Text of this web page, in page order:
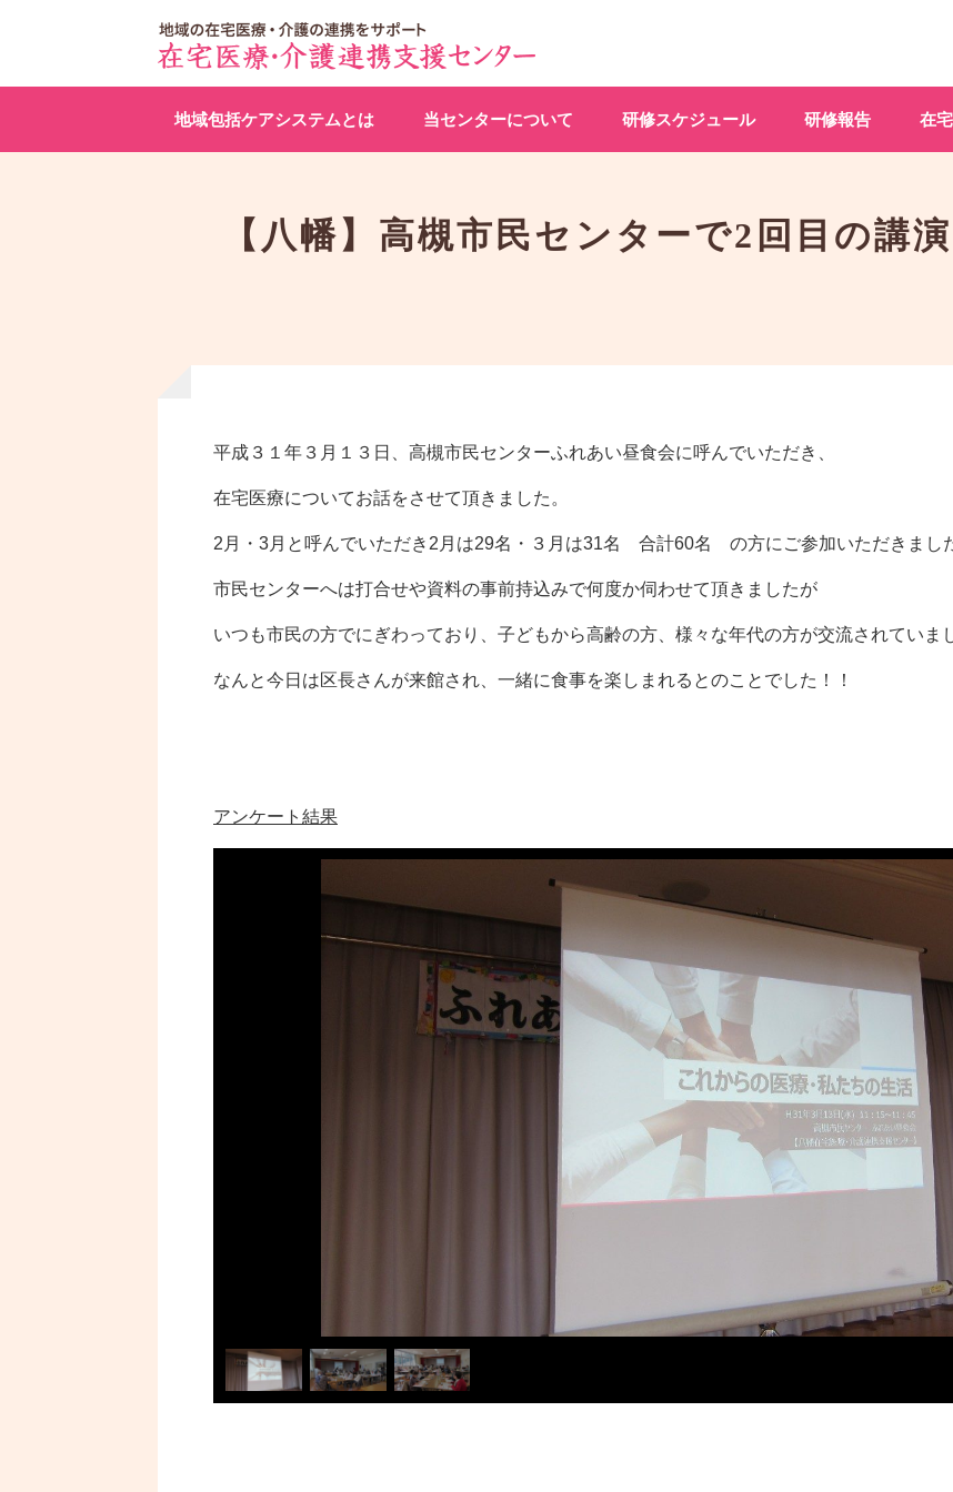
地域包括ケアシステムとは 当センターについて 研修スケジュール 研修報告 在
【八幡】高槻市民センターで2回目の講
平成３１年３月１３日、高槻市民センターふれあい昼食会に呼んでいただき、
在宅医療についてお話をさせて頂きました。
2月・3月と呼んでいただき2月は29名・３月は31名 合計60名 の方にご参加いただきまし
市民センターへは打合せや資料の事前持込みで何度か伺わせて頂きましたが
いつも市民の方でにぎわっており、子どもから高齢の方、様々な年代の方が交流されていま
なんと今日は区長さんが来館され、一緒に食事を楽しまれるとのことでした！！
アンケート結果